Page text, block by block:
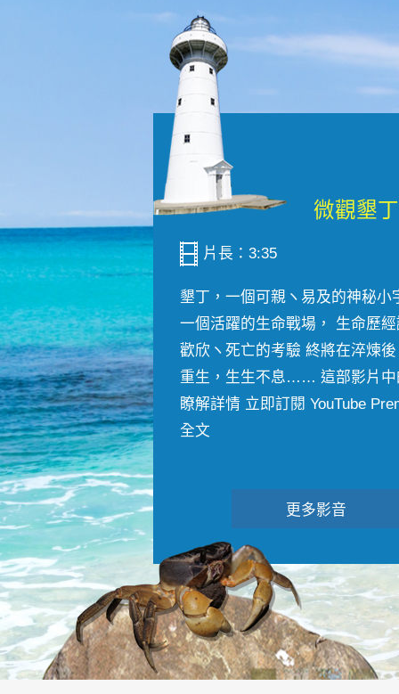
片長：3:35
墾丁，一個可親ヽ易及的神秘小
一個活躍的生命戰場， 生命歷
歡欣ヽ死亡的考驗 終將在淬煉
重生，生生不息…… 這部影片中
瞭解詳情 立即訂閱 YouTube
全文
更多影音